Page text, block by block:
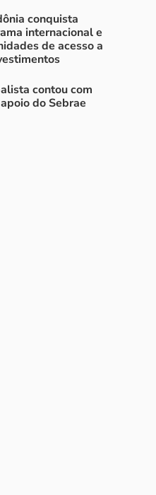
conquista
internacional e
de acesso a
contou com
do Sebrae